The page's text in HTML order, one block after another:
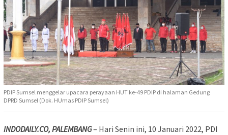
PDIP Sumsel menggelar upacara perayaan HUT ke-49 PDIP di halaman Gedung
DPRD Sumsel (Dok. HUmas PDIP Sumsel)
INDODAILY.CO, PALEMBANG– Hari Senin ini, 10 Januari 2022, PDI